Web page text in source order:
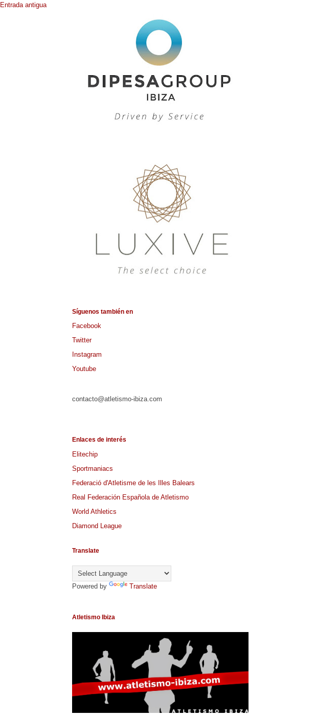
Entrada antigua
Síguenos también en
Facebook
Twitter
Instagram
Youtube
contacto@atletismo-ibiza.com
Enlaces de interés
Elitechip
Sportmaniacs
Federació d'Atletisme de les Illes Balears
Real Federación Española de Atletismo
World Athletics
Diamond League
Translate
Powered by Translate
Atletismo Ibiza